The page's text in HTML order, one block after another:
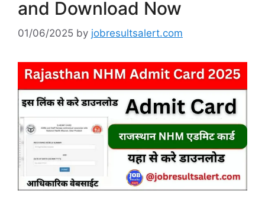
and Download Now
01/06/2025 by jobresultsalert.com